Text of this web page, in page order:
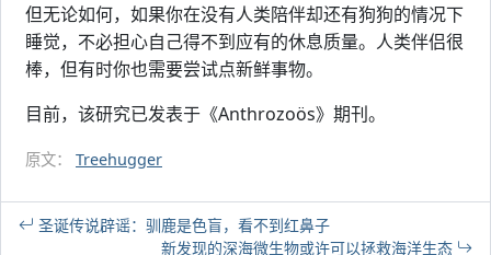
但无论如何，如果你在没有人类陪伴却还有狗狗的情况下
睡觉，不必担心自己得不到应有的休息质量。人类伴侣很
棒，但有时你也需要尝试点新鲜事物。
目前，该研究已发表于《Anthrozoös》期刊。
原文： Treehugger
圣诞传说辟谣：驯鹿是色盲，看不到红鼻子
新发现的深海微生物或许可以拯救海洋生态